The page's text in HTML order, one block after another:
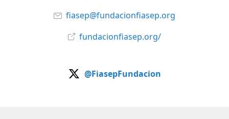
fiasep@fundacionfiasep.org
fundacionfiasep.org/
@FiasepFundacion